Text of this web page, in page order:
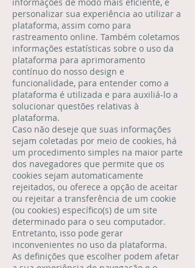
personalizar sua experiência ao utilizar a
plataforma, assim como para
rastreamento online. Também coletamos
informações estatísticas sobre o uso da
plataforma para aprimoramento
contínuo do nosso design e
funcionalidade, para entender como a
plataforma é utilizada e para auxiliá-lo a
solucionar questões relativas à
plataforma.
Caso não deseje que suas informações
sejam coletadas por meio de cookies, há
um procedimento simples na maior parte
dos navegadores que permite que os
cookies sejam automaticamente
rejeitados, ou oferece a opção de aceitar
ou rejeitar a transferência de um cookie
(ou cookies) específico(s) de um site
determinado para o seu computador.
Entretanto, isso pode gerar
inconvenientes no uso da plataforma.
As definições que escolher podem afetar